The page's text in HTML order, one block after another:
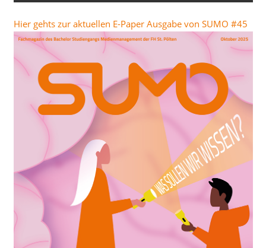
Hier gehts zur aktuellen E-Paper Ausgabe von SUMO #45